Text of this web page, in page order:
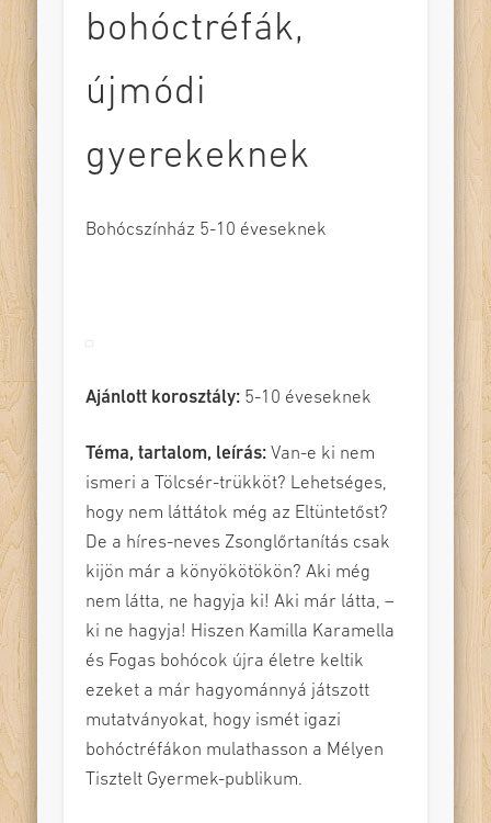
bohóctréfák,
újmódi
gyerekeknek
Bohócszínház 5-10 éveseknek
Ajánlott korosztály: 5-10 éveseknek
Téma, tartalom, leírás:Van-e ki nem
ismeri a Tölcsér-trükköt? Lehetséges,
hogy nem láttátok még az Eltüntetőst?
De a híres-neves Zsonglőrtanítás csak
kijön már a könyökötökön? Aki még
nem látta, ne hagyja ki! Aki már látta, –
ki ne hagyja! Hiszen Kamilla Karamella
és Fogas bohócok újra életre keltik
ezeket a már hagyománnyá játszott
mutatványokat, hogy ismét igazi
bohóctréfákon mulathasson a Mélyen
Tisztelt Gyermek-publikum.